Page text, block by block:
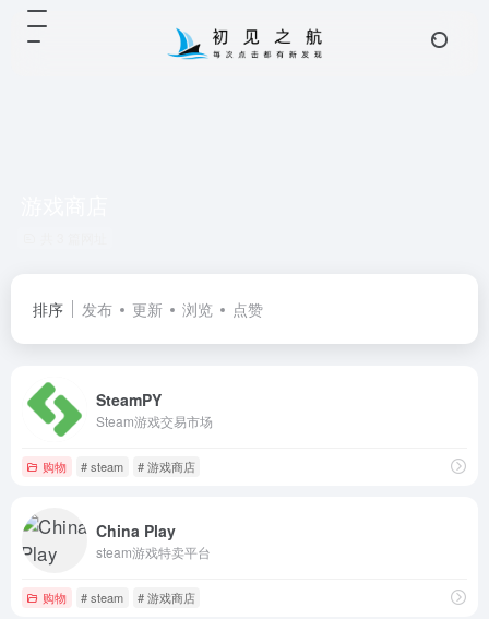
排序 发布 更新 浏览 点赞
SteamPY
Steam游戏交易市场
购物 # steam # 游戏商店
China Play
steam游戏特卖平台
购物 # steam # 游戏商店